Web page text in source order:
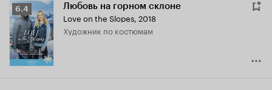
Рейтинг
Кинопоиска
6.4
6.4 Любовь на горном склоне
Love on the Slopes, 2018
Художник по костюмам